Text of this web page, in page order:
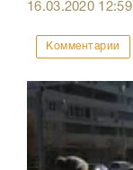
16.03.2020 12:59
Комментарии